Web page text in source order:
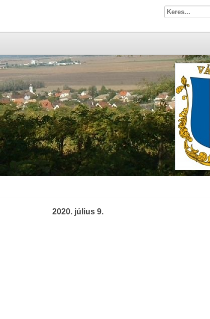
2020. július 9.